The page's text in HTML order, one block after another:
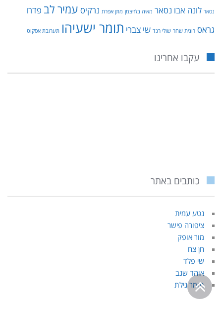
נסאר לונה אבו נסאר מאיה בלזיצמן מתן אפרת נרקיס עמיר לב פדרו
גראס רונית שחר שולי רנד שי צברי תומר ישעיהו תערובת אסקוט
עקבו אחרינו
כותבים באתר
נטע עמית
ציפורה פישר
מור אופק
חן צח
שי פלד
אוהד שגב
תומר גילת
גלילה
לראש